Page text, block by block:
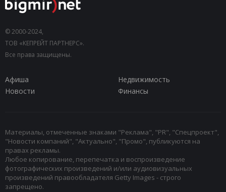
© 2000-2024,
ТОВ «КЕПРЕЙТ ПАРТНЕРС».
Все права защищены.
Афиша
Недвижимость
Новости
Финансы
Материалы, отмеченные знаками "Реклама", "PR", "Спецпроект",
"Новости компаний", "Актуально", "Промо", публикуются на
правах рекламы.
Любое копирование, перепечатка и воспроизведение
фотографических произведений и/или аудиовизуальных
произведений правообладателя Getty Images - строго
запрещено.